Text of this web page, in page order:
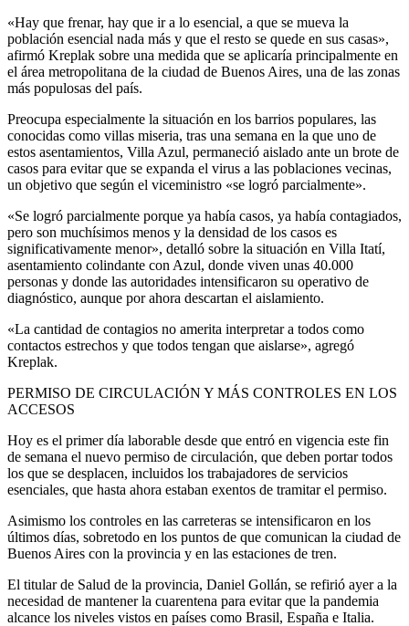
«Hay que frenar, hay que ir a lo esencial, a que se mueva la
población esencial nada más y que el resto se quede en sus casas»,
afirmó Kreplak sobre una medida que se aplicaría principalmente en
el área metropolitana de la ciudad de Buenos Aires, una de las zonas
más populosas del país.
Preocupa especialmente la situación en los barrios populares, las
conocidas como villas miseria, tras una semana en la que uno de
estos asentamientos, Villa Azul, permaneció aislado ante un brote de
casos para evitar que se expanda el virus a las poblaciones vecinas,
un objetivo que según el viceministro «se logró parcialmente».
«Se logró parcialmente porque ya había casos, ya había contagiados,
pero son muchísimos menos y la densidad de los casos es
significativamente menor», detalló sobre la situación en Villa Itatí,
asentamiento colindante con Azul, donde viven unas 40.000
personas y donde las autoridades intensificaron su operativo de
diagnóstico, aunque por ahora descartan el aislamiento.
«La cantidad de contagios no amerita interpretar a todos como
contactos estrechos y que todos tengan que aislarse», agregó
Kreplak.
PERMISO DE CIRCULACIÓN Y MÁS CONTROLES EN LOS
ACCESOS
Hoy es el primer día laborable desde que entró en vigencia este fin
de semana el nuevo permiso de circulación, que deben portar todos
los que se desplacen, incluidos los trabajadores de servicios
esenciales, que hasta ahora estaban exentos de tramitar el permiso.
Asimismo los controles en las carreteras se intensificaron en los
últimos días, sobretodo en los puntos de que comunican la ciudad de
Buenos Aires con la provincia y en las estaciones de tren.
El titular de Salud de la provincia, Daniel Gollán, se refirió ayer a la
necesidad de mantener la cuarentena para evitar que la pandemia
alcance los niveles vistos en países como Brasil, España e Italia.